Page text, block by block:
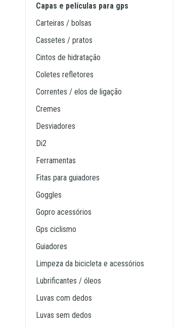
capas e películas para gps
carteiras / bolsas
cassetes / pratos
cintos de hidratação
coletes refletores
correntes / elos de ligação
cremes
desviadores
di2
ferramentas
fitas para guiadores
goggles
gopro acessórios
gps ciclismo
guiadores
limpeza da bicicleta e acessórios
lubrificantes / óleos
luvas com dedos
luvas sem dedos